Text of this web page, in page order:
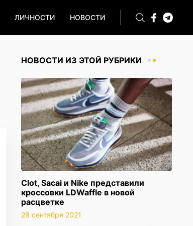
ЛИЧНОСТИ НОВОСТИ
НОВОСТИ ИЗ ЭТОЙ РУБРИКИ
Clot, Sacai и Nike представили
кроссовки LDWaffle в новой
расцветке
28 сентября 2021